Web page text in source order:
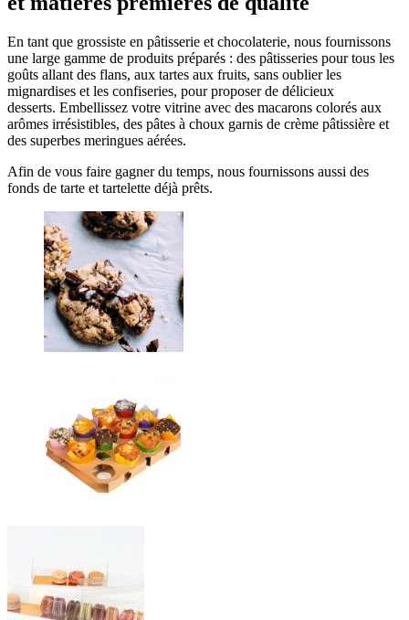
En tant que grossiste en pâtisserie et chocolaterie, nous fournissons
une large gamme de produits préparés : des pâtisseries pour tous les
goûts allant des flans, aux tartes aux fruits, sans oublier les
mignardises et les confiseries, pour proposer de délicieux
desserts. Embellissez votre vitrine avec des macarons colorés aux
arômes irrésistibles, des pâtes à choux garnis de crème pâtissière et
des superbes meringues aérées.
Afin de vous faire gagner du temps, nous fournissons aussi des
fonds de tarte et tartelette déjà prêts.